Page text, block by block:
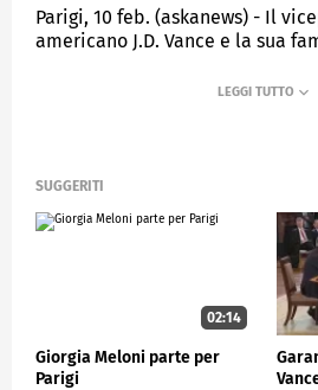
Parigi, 10 feb. (askanews) - Il
americano J.D. Vance e la sua
braccio al papà mentre scende
Emmanuel Macron per un
SUGGERITI
02:14
Giorgia Meloni parte per
Parigi